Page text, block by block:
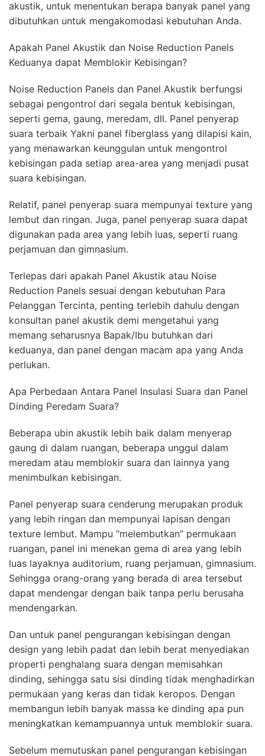
akustik, untuk menentukan berapa banyak panel yang
dibutuhkan untuk mengakomodasi kebutuhan Anda.
Apakah Panel Akustik dan Noise Reduction Panels
Keduanya dapat Memblokir Kebisingan?
Noise Reduction Panels dan Panel Akustik berfungsi
sebagai pengontrol dari segala bentuk kebisingan,
seperti gema, gaung, meredam, dll. Panel penyerap
suara terbaik Yakni panel fiberglass yang dilapisi kain,
yang menawarkan keunggulan untuk mengontrol
kebisingan pada setiap area-area yang menjadi pusat
suara kebisingan.
Relatif, panel penyerap suara mempunyai texture yang
lembut dan ringan. Juga, panel penyerap suara dapat
digunakan pada area yang lebih luas, seperti ruang
perjamuan dan gimnasium.
Terlepas dari apakah Panel Akustik atau Noise
Reduction Panels sesuai dengan kebutuhan Para
Pelanggan Tercinta, penting terlebih dahulu dengan
konsultan panel akustik demi mengetahui yang
memang seharusnya Bapak/Ibu butuhkan dari
keduanya, dan panel dengan macam apa yang Anda
perlukan.
Apa Perbedaan Antara Panel Insulasi Suara dan Panel
Dinding Peredam Suara?
Beberapa ubin akustik lebih baik dalam menyerap
gaung di dalam ruangan, beberapa unggul dalam
meredam atau memblokir suara dan lainnya yang
menimbulkan kebisingan.
Panel penyerap suara cenderung merupakan produk
yang lebih ringan dan mempunyai lapisan dengan
texture lembut. Mampu “melembutkan” permukaan
ruangan, panel ini menekan gema di area yang lebih
luas layaknya auditorium, ruang perjamuan, gimnasium.
Sehingga orang-orang yang berada di area tersebut
dapat mendengar dengan baik tanpa perlu berusaha
mendengarkan.
Dan untuk panel pengurangan kebisingan dengan
design yang lebih padat dan lebih berat menyediakan
properti penghalang suara dengan memisahkan
dinding, sehingga satu sisi dinding tidak menghadirkan
permukaan yang keras dan tidak keropos. Dengan
membangun lebih banyak massa ke dinding apa pun
meningkatkan kemampuannya untuk memblokir suara.
Sebelum memutuskan panel pengurangan kebisingan